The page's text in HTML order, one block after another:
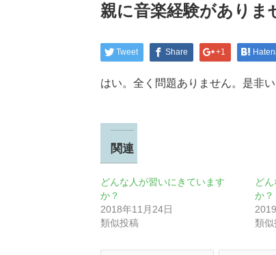
親に音楽経験がありま
Tweet Share +1
はい。全く問題ありません。是非
関連
どんな人が習いにきています
か？
2018年11月24日
類似投稿
ど
か？
類似